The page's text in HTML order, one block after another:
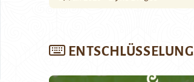
ENTSCHLÜSSELUNG